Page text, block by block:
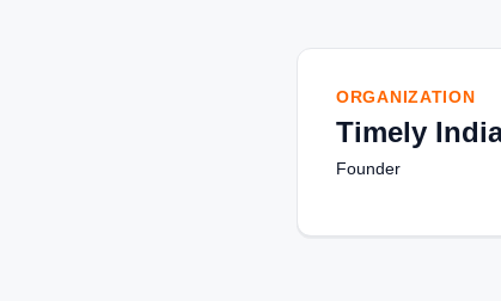
ORGANIZATION
Timely
Founder